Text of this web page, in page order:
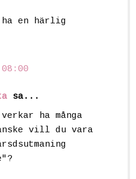
en härlig
sa...
ha många
vill du vara